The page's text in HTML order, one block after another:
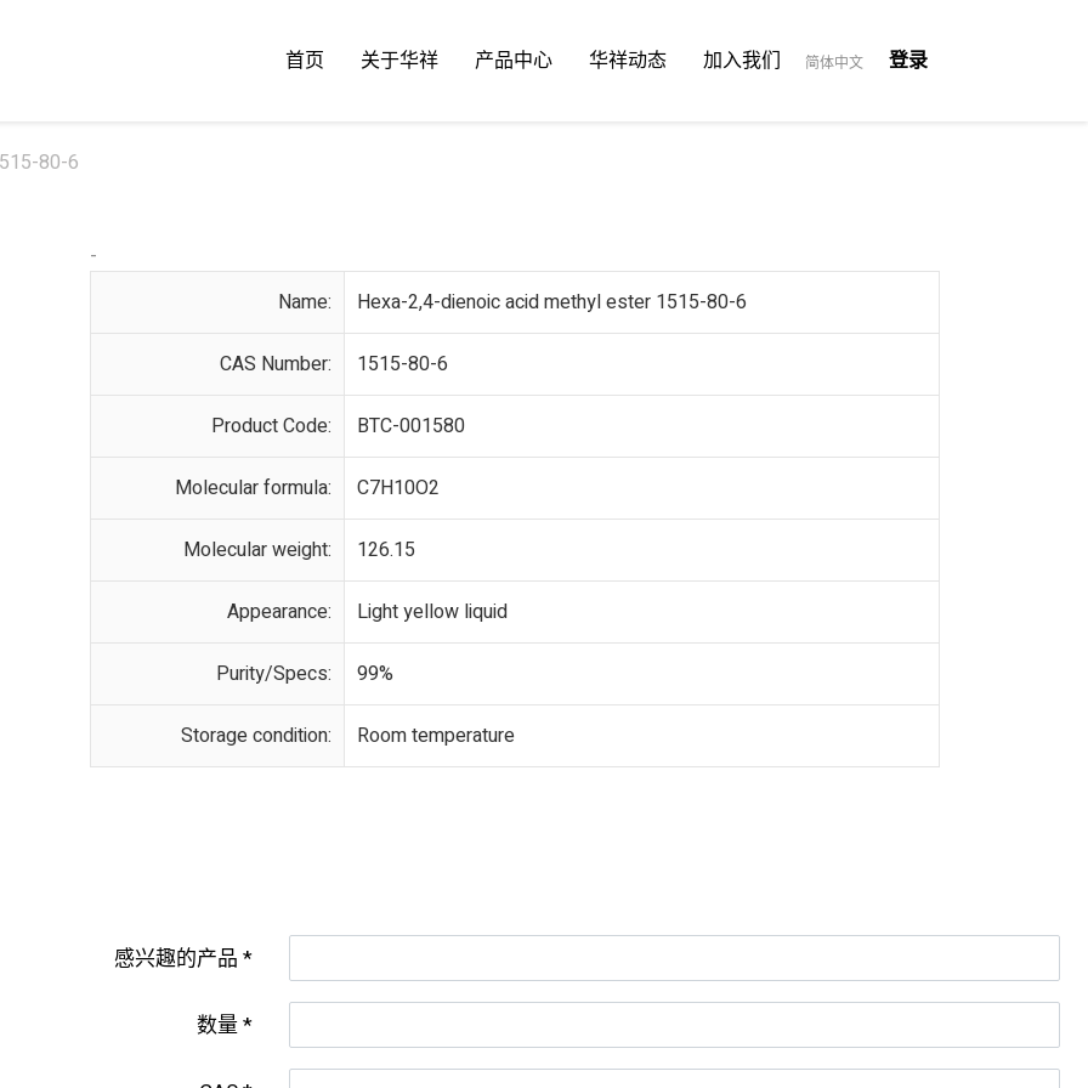
首页 关于华祥 产品中心 华祥动态 加入我们 简体中文 登录
80-6
-
Name:
Hexa-2,4-dienoic acid methyl ester 1515-80-6
CAS Number: 1515-80-6
Product Code: BTC-001580
Molecular formula: C7H10O2
Molecular weight: 126.15
Appearance: Light yellow liquid
Purity/Specs: 99%
Storage condition: Room temperature
感兴趣的产品
数量